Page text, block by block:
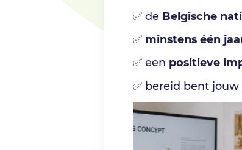
✅ de Belgische
✅ minstens één
✅ een positieve
✅ bereid bent jouw